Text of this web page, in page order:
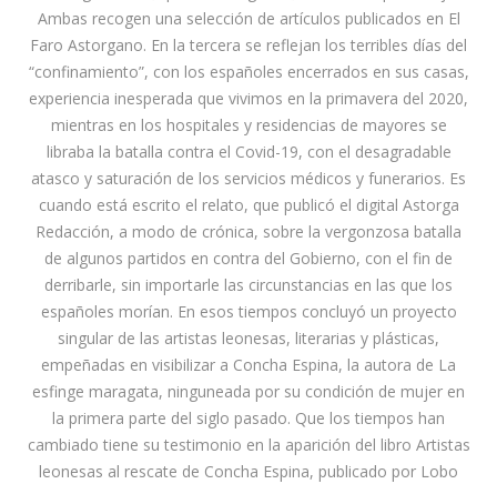
Ambas recogen una selección de artículos publicados en El
Faro Astorgano. En la tercera se reflejan los terribles días del
“confinamiento”, con los españoles encerrados en sus casas,
experiencia inesperada que vivimos en la primavera del 2020,
mientras en los hospitales y residencias de mayores se
libraba la batalla contra el Covid-19, con el desagradable
atasco y saturación de los servicios médicos y funerarios. Es
cuando está escrito el relato, que publicó el digital Astorga
Redacción, a modo de crónica, sobre la vergonzosa batalla
de algunos partidos en contra del Gobierno, con el fin de
derribarle, sin importarle las circunstancias en las que los
españoles morían. En esos tiempos concluyó un proyecto
singular de las artistas leonesas, literarias y plásticas,
empeñadas en visibilizar a Concha Espina, la autora de La
esfinge maragata, ninguneada por su condición de mujer en
la primera parte del siglo pasado. Que los tiempos han
cambiado tiene su testimonio en la aparición del libro Artistas
leonesas al rescate de Concha Espina, publicado por Lobo